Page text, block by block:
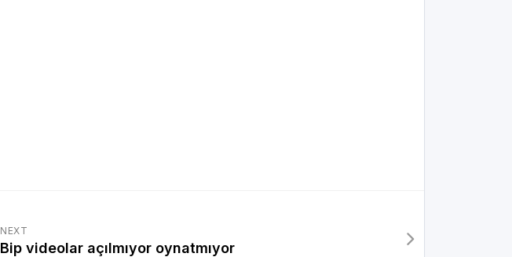
NEXT
Bip videolar açılmıyor oynatmıyor